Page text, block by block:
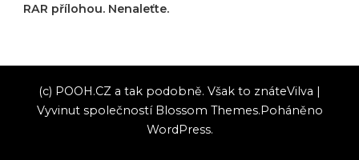
RAR přílohou. Nenaleťte.
(c) POOH.CZ a tak podobně. Však to znáteVilva |
Vyvinut společností Blossom Themes.Poháněno
WordPress.